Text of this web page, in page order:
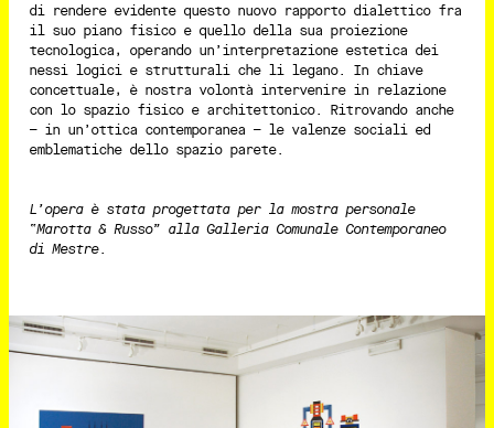
di rendere evidente questo nuovo rapporto dialettico fra
il suo piano fisico e quello della sua proiezione
tecnologica, operando un’interpretazione estetica dei
nessi logici e strutturali che li legano. In chiave
concettuale, è nostra volontà intervenire in relazione
con lo spazio fisico e architettonico. Ritrovando anche
– in un’ottica contemporanea – le valenze sociali ed
emblematiche dello spazio parete.
L’opera è stata progettata per la mostra personale
“Marotta & Russo” alla Galleria Comunale Contemporaneo
di Mestre.